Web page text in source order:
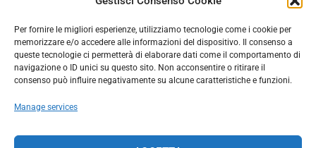
Per fornire le migliori esperienze, utilizziamo tecnologie come i cookie per
memorizzare e/o accedere alle informazioni del dispositivo. Il consenso a
queste tecnologie ci permetterà di elaborare dati come il comportamento di
navigazione o ID unici su questo sito. Non acconsentire o ritirare il
consenso può influire negativamente su alcune caratteristiche e funzioni.
Manage services
NEWSLETTER